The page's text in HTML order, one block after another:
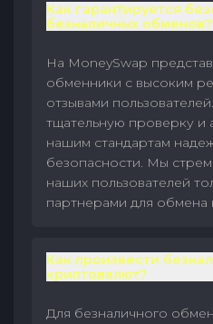
Как гарантируется
безналичных обменов?
На MoneySwap
обменники с высоким
отзывами
тщательную проверку и
нашим стандартам
безопасности. Мы
наших пользователей
партнерами для обмена
Как произвести
криптовалют?
Для безналичного